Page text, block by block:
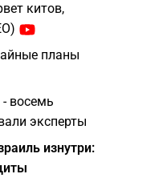
китов,
планы
восемь
эксперты
изнутри: